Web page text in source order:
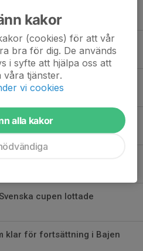
till Bajen
Hammarbys högerkant
klar för Hammarby
cupen lottade
klar för fortsättning i Bajen
kakor
(cookies) för att vår
bra för dig. De används
i syfte att hjälpa oss att
tjänster.
vi cookies
alla kakor